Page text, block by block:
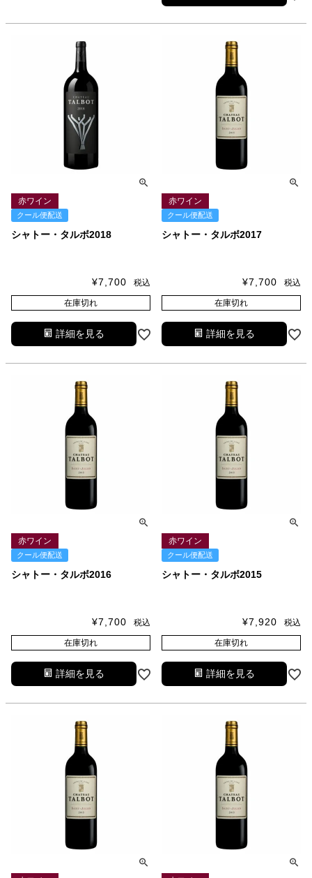
シャトー・タルボ2018
赤ワイン
クール便配送
¥7,700 税込
在庫切れ
詳細を見る
シャトー・タルボ2017
赤ワイン
クール便配送
¥7,700 税込
在庫切れ
詳細を見る
シャトー・タルボ2016
赤ワイン
クール便配送
¥7,700 税込
在庫切れ
詳細を見る
シャトー・タルボ2015
赤ワイン
クール便配送
¥7,920 税込
在庫切れ
詳細を見る